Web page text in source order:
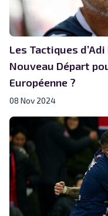
Les Tactiques
Nouveau Départ
Européenne ?
08 Nov 2024